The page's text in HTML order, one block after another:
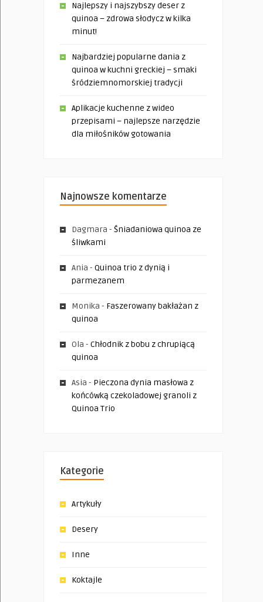
Najlepszy i najszybszy deser z
quinoa – zdrowa słodycz w kilka
minut!
Najbardziej popularne dania z
quinoa w kuchni greckiej – smaki
śródziemnomorskiej tradycji
Aplikacje kuchenne z wideo
przepisami – najlepsze narzędzie
dla miłośników gotowania
Najnowsze komentarze
Dagmara - Śniadaniowa quinoa ze
śliwkami
Ania - Quinoa trio z dynią i
parmezanem
Monika - Faszerowany bakłażan z
quinoa
Ola - Chłodnik z bobu z chrupiącą
quinoa
Asia - Pieczona dynia masłowa z
końcówką czekoladowej granoli z
Quinoa Trio
Kategorie
Artykuły
Desery
Inne
Koktajle